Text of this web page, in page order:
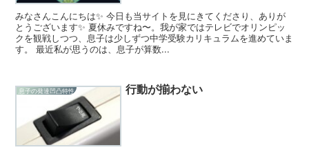
みなさんこんにちは✨ 今日も当サイトを見にきてくださり、ありが
とうございます✨ 夏休みですね〜。我が家ではテレビでオリンピッ
クを観戦しつつ、息子は少しずつ中学受験カリキュラムを進めていま
す。 最近私が思うのは、息子が算数...
息子の発達凹凸特性 行動が揃わない